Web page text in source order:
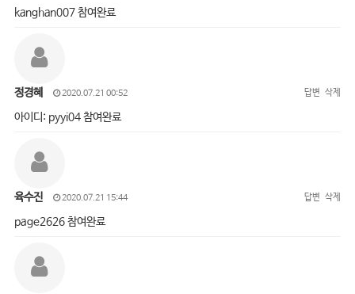
kanghan007 참여완료
정경혜 2020.07.21 00:52 답변 삭제
아이디: pyyi04 참여완료
육수진 2020.07.21 15:44 답변 삭제
page2626 참여완료